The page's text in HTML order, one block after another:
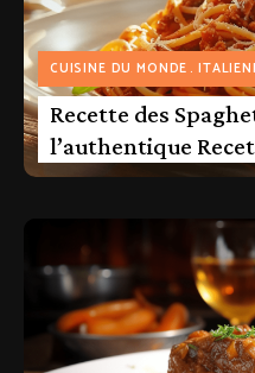
CUISINE DU MONDE
Recette des
l’authentique